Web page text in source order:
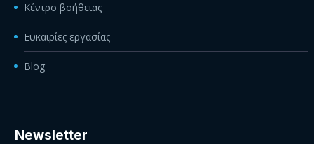
Κέντρο βοήθειας
Ευκαιρίες εργασίας
Blog
Newsletter